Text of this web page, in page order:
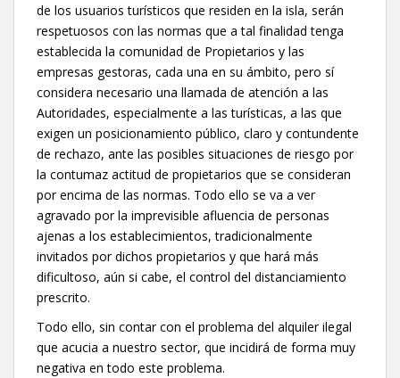
de los usuarios turísticos que residen en la isla, serán
respetuosos con las normas que a tal finalidad tenga
establecida la comunidad de Propietarios y las
empresas gestoras, cada una en su ámbito, pero sí
considera necesario una llamada de atención a las
Autoridades, especialmente a las turísticas, a las que
exigen un posicionamiento público, claro y contundente
de rechazo, ante las posibles situaciones de riesgo por
la contumaz actitud de propietarios que se consideran
por encima de las normas. Todo ello se va a ver
agravado por la imprevisible afluencia de personas
ajenas a los establecimientos, tradicionalmente
invitados por dichos propietarios y que hará más
dificultoso, aún si cabe, el control del distanciamiento
prescrito.
Todo ello, sin contar con el problema del alquiler ilegal
que acucia a nuestro sector, que incidirá de forma muy
negativa en todo este problema.